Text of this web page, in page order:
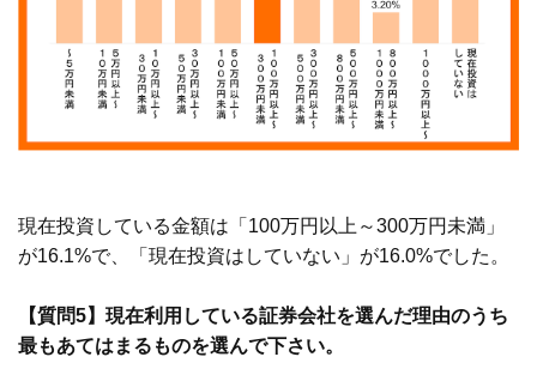
現在投資している金額は「100万円以上～300万円未満」
が16.1%で、「現在投資はしていない」が16.0%でした。
【質問5】現在利用している証券会社を選んだ理由のうち
最もあてはまるものを選んで下さい。